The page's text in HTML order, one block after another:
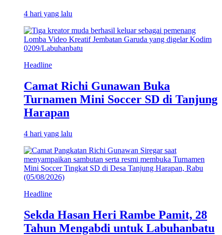
4 hari yang lalu
Headline
Camat Richi Gunawan Buka
Turnamen Mini Soccer SD di Tanjung
Harapan
4 hari yang lalu
Headline
Sekda Hasan Heri Rambe Pamit, 28
Tahun Mengabdi untuk Labuhanbatu